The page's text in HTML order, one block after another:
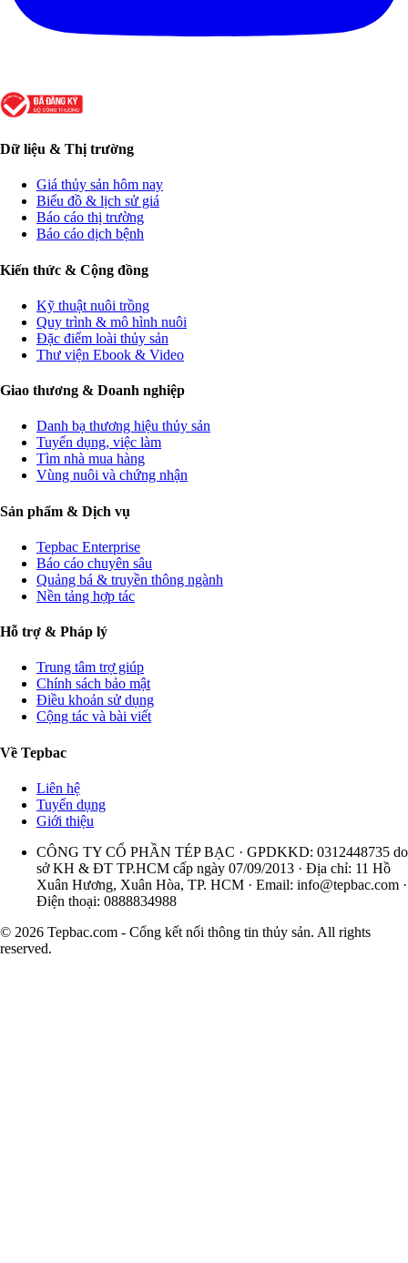
Dữ liệu & Thị trường
Giá thủy sản hôm nay
Biểu đồ & lịch sử giá
Báo cáo thị trường
Báo cáo dịch bệnh
Kiến thức & Cộng đồng
Kỹ thuật nuôi trồng
Quy trình & mô hình nuôi
Đặc điểm loài thủy sản
Thư viện Ebook & Video
Giao thương & Doanh nghiệp
Danh bạ thương hiệu thủy sản
Tuyển dụng, việc làm
Tìm nhà mua hàng
Vùng nuôi và chứng nhận
Sản phẩm & Dịch vụ
Tepbac Enterprise
Báo cáo chuyên sâu
Quảng bá & truyền thông ngành
Nền tảng hợp tác
Hỗ trợ & Pháp lý
Trung tâm trợ giúp
Chính sách bảo mật
Điều khoản sử dụng
Cộng tác và bài viết
Về Tepbac
Liên hệ
Tuyển dụng
Giới thiệu
CÔNG TY CỔ PHẦN TÉP BẠC · GPDKKD: 0312448735 do
sở KH & ĐT TP.HCM cấp ngày 07/09/2013 · Địa chỉ: 11 Hồ
Xuân Hương, Xuân Hòa, TP. HCM · Email: info@tepbac.com ·
Điện thoại: 0888834988
© 2026 Tepbac.com - Cổng kết nối thông tin thủy sản. All rights
reserved.